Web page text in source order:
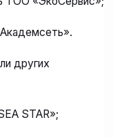
других
STAR»;